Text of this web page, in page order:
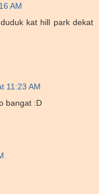
AM
kat hill park dekat
11:23 AM
bangat :D